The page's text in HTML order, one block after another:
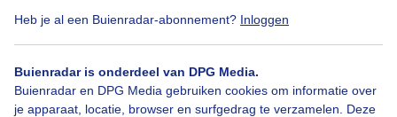
Heb je al een Buienradar-abonnement? Inloggen
Buienradar is onderdeel van DPG Media.
Buienradar en DPG Media gebruiken cookies om informatie over
je apparaat, locatie, browser en surfgedrag te verzamelen. Deze
Nationalebuitenspeeldag Zon
Bekijk slideshow